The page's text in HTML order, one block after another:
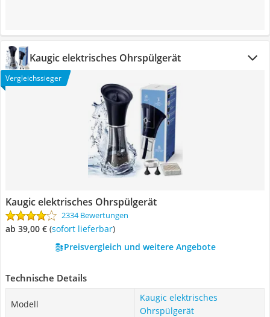
Kaugic elektrisches Ohrspülgerät
Vergleichssieger
Kaugic elektrisches Ohrspülgerät
2334 Bewertungen
ab 39,00 € ( Sofort lieferbar)
Preisvergleich und weitere Angebote
Technische Details
Modell
Kaugic elektrisches
Ohrspülgerät